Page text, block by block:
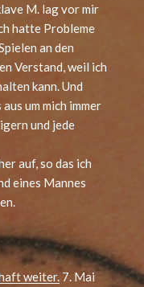
M. lag vor mir
hatte Probleme
an den
Verstand, weil ich
kann. Und
um mich immer
und jede
auf, so das ich
eines Mannes
weiter. 7. Mai